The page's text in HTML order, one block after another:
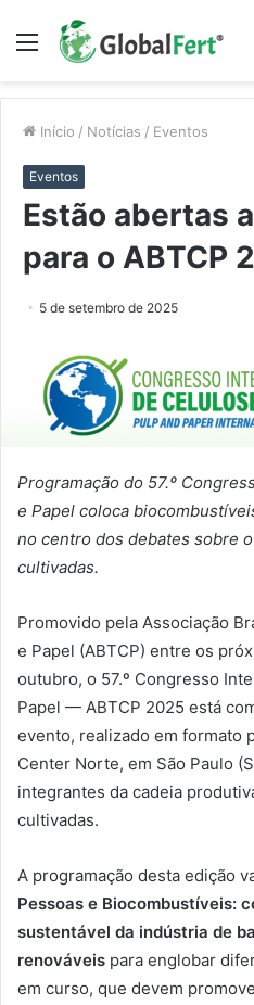
Menu
Início / Notícias / Eventos
Eventos
Estão abertas
para o ABTCP
5 de setembro de 2025
Programação do 57.º
e Papel coloca
no centro dos debates sobre
cultivadas.
Promovido pela Associação
e Papel (ABTCP) entre os
outubro, o 57.º Congresso
Papel — ABTCP 2025 está
evento, realizado em formato
Center Norte, em São Paulo
integrantes da cadeia
cultivadas.
A programação desta edição
Pessoas e Biocombustíveis:
sustentável da indústria de
renováveis para englobar
em curso, que devem